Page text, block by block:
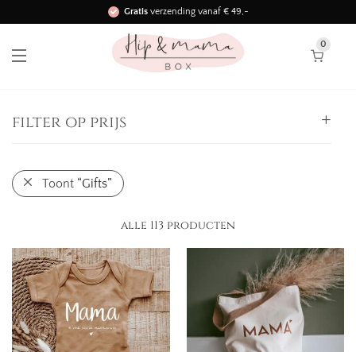
Gratisverzending vanaf € 49,-
Binnen 3 werkdagen in huis!
0
filter op prijs
Alle
0,--25,-
Toont “Gifts”
alle 113 producten